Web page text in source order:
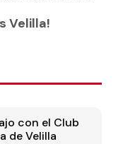
Velilla!
con el Club
de Velilla